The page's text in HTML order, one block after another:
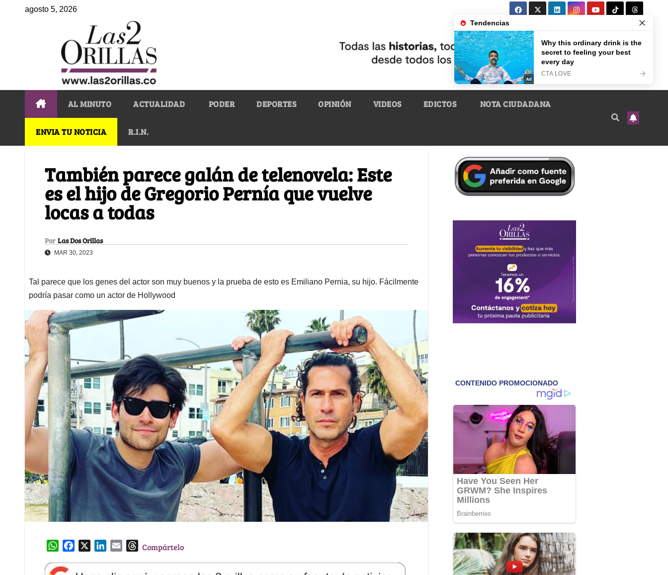
agosto 5, 2026
AL MINUTO ACTUALIDAD PODER DEPORTES OPINIÓN VIDEOS EDICTOS NOTA CIUDADANA
ENVIA TU NOTICIA R.I.N.
También parece galán de telenovela: Este
es el hijo de Gregorio Pernía que vuelve
locas a todas
Por Las Dos Orillas
MAR 30, 2023
Tal parece que los genes del actor son muy buenos y la prueba de esto es Emiliano Pernia, su hijo. Fácilmente
podría pasar como un actor de Hollywood
W
a
TCompártelo